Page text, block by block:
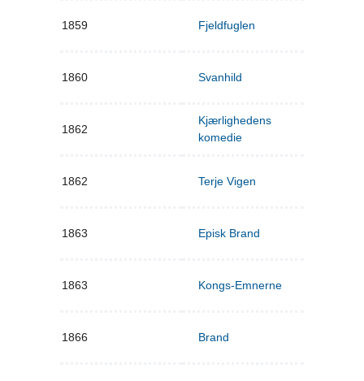
1859 Fjeldfuglen
1860 Svanhild
1862
Kjærlighedens
komedie
1862 Terje Vigen
1863 Episk Brand
1863 Kongs-Emnerne
1866 Brand